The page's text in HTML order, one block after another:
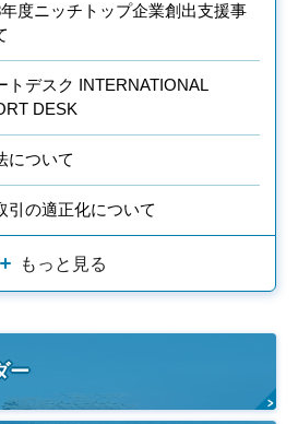
年度ニッチトップ企業創出支援事
トデスク INTERNATIONAL
DESK
について
引の適正化について
もっと見る
ー